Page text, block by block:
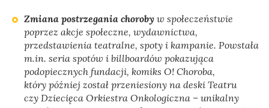
Zmiana postrzegania choroby w społeczeństwie
poprzez akcje społeczne, wydawnictwa,
przedstawienia teatralne, spoty i kampanie. Powstała
m.in. seria spotów i billboardów pokazująca
podopiecznych fundacji, komiks O! Choroba,
który później został przeniesiony na deski Teatru
czy Dziecięca Orkiestra Onkologiczna – unikalny